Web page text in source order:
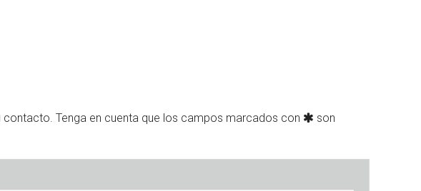
Tenga en cuenta que los campos marcados con
son